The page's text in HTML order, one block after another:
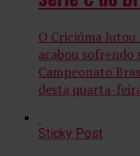
O Criciúma
acabou sofrendo
Campeonato
desta quarta-
Sticky Post